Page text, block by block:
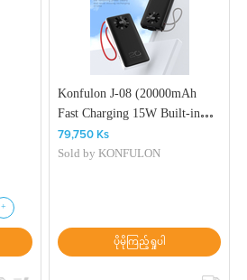
+
Konfulon J-08 (20000mAh
Fast Charging 15W Built-in
Cable Power Bank)
79,750 Ks
Sold byKONFULON
ပိုမိုကြည့်ရှုပါ